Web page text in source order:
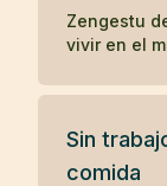
Zengestu
vivir en el
Sin
comida